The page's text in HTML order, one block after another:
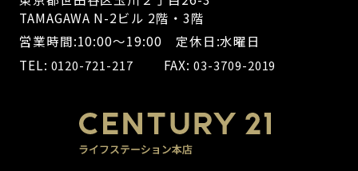
TAMAGAWA N-2ビル 2階・3階
営業時間:10:00～19:00 定休日:水曜日
TEL: 0120-721-217 FAX:03-3709-2019